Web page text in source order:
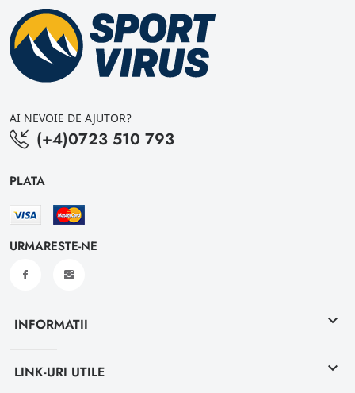
AI NEVOIE DE AJUTOR?
(+4)0723 510 793
PLATA
URMARESTE-NE
INFORMATII keyboard_arrow_down
LINK-URI UTILE keyboard_arrow_down